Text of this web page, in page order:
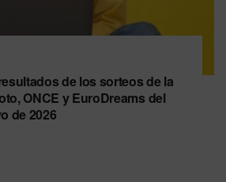
de los sorteos de la
ONCE y EuroDreams del
de 2026